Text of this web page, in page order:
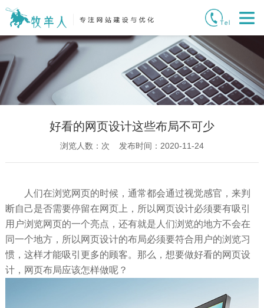
好看的网页设计这些布局不可少
浏览人数： 次 发布时间：2020-11-24
人们在浏览网页的时候，通常都会通过视觉感官，来判
断自己是否需要停留在网页上，所以网页设计必须要有吸引
用户浏览网页的一个亮点，还有就是人们浏览的地方不会在
同一个地方，所以网页设计的布局必须要符合用户的浏览习
惯，这样才能吸引更多的顾客。那么，想要做好看的网页设
计，网页布局应该怎样做呢？